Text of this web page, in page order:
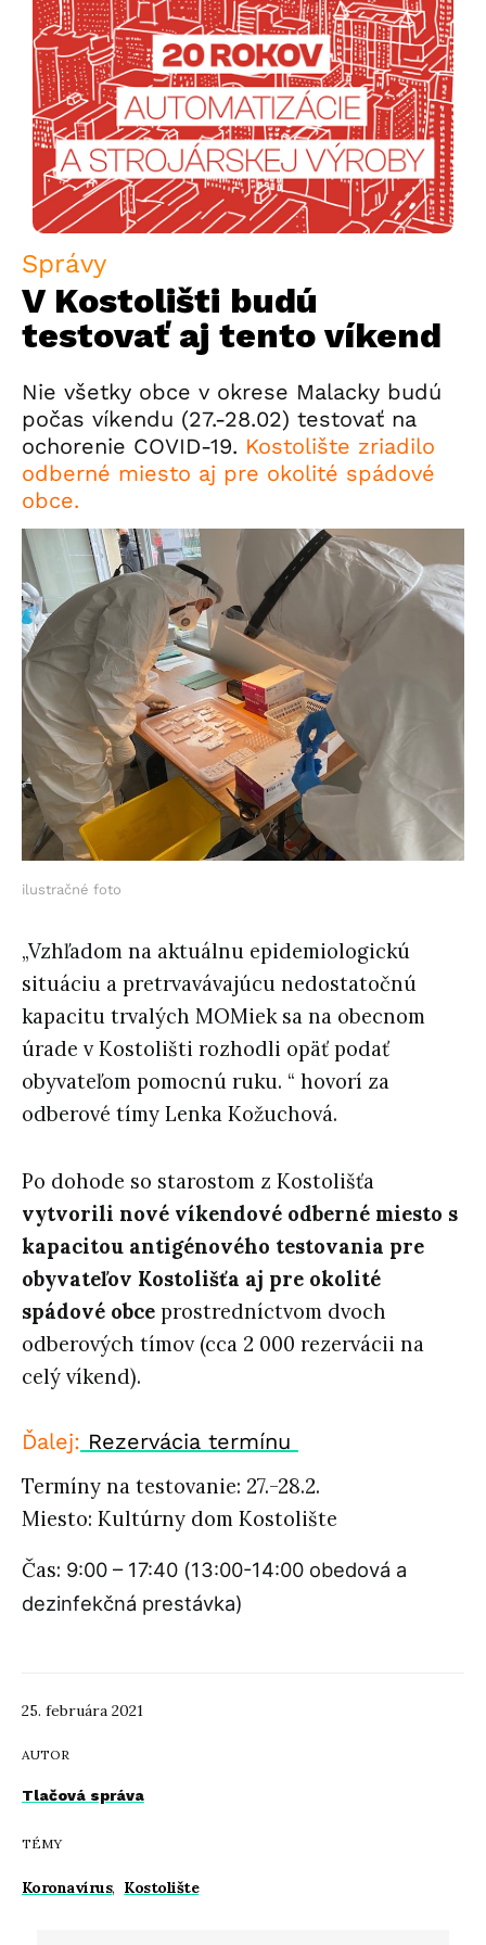
Správy
V Kostolišti budú
testovať aj tento víkend
25. februára 2021
AUTOR
Tlačová správa
TÉMY
Koronavírus, Kostolište
Nie všetky obce v okrese Malacky budú
počas víkendu (27.-28.02) testovať na
ochorenie COVID-19. Kostolište zriadilo
odberné miesto aj pre okolité spádové
obce.
ilustračné foto
„Vzhľadom na aktuálnu epidemiologickú
situáciu a pretrvavávajúcu nedostatočnú
kapacitu trvalých MOMiek sa na obecnom
úrade v Kostolišti rozhodli opäť podať
obyvateľom pomocnú ruku. “ hovorí za
odberové tímy Lenka Kožuchová.
Po dohode so starostom z Kostolišťa
vytvorili nové víkendové odberné miesto s
kapacitou antigénového testovania pre
obyvateľov Kostolišťa aj pre okolité
spádové obce prostredníctvom dvoch
odberových tímov (cca 2 000 rezervácii na
celý víkend).
Ďalej: Rezervácia termínu
Termíny na testovanie: 27.-28.2.
Miesto: Kultúrny dom Kostolište
Čas: 9:00 – 17:40 (13:00-14:00 obedová a
dezinfekčná prestávka)